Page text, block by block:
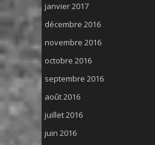
janvier 2017
décembre 2016
novembre 2016
octobre 2016
septembre 2016
août 2016
juillet 2016
juin 2016